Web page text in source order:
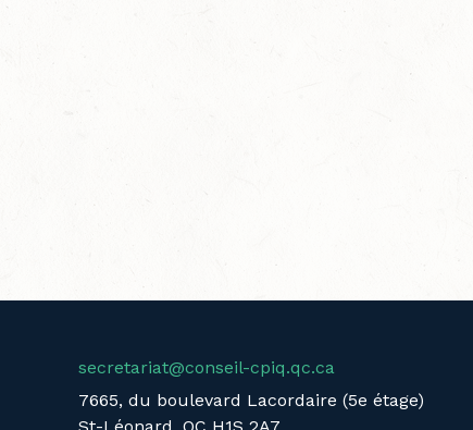
secretariat@conseil-cpiq.qc.ca
7665, du boulevard Lacordaire (5e étage)